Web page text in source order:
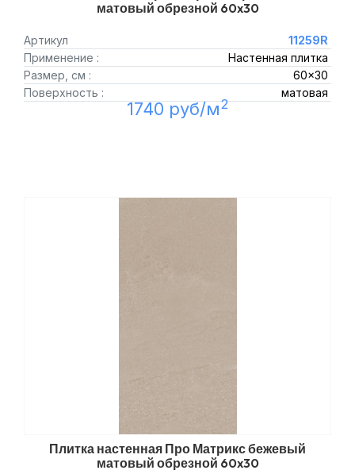
матовый обрезной 60x30
Артикул
11259R
Применение :
Настенная плитка
Размер, см :
60x30
Поверхность :
матовая
1740 руб/м2
Плитка настенная Про Матрикс бежевый
матовый обрезной 60x30